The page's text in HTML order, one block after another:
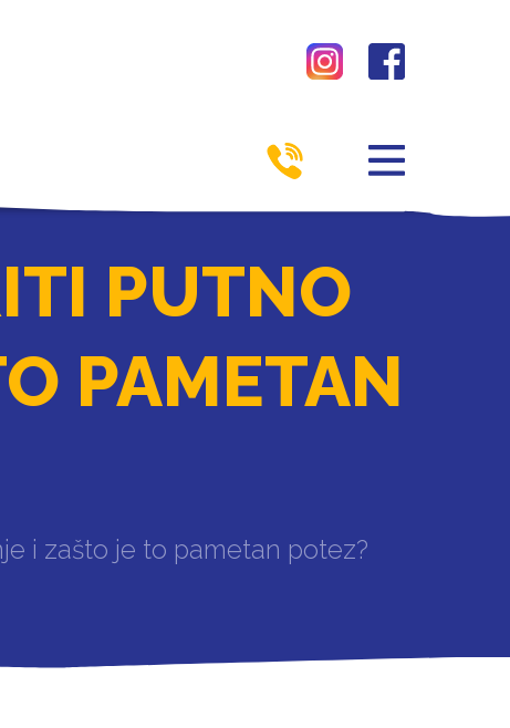
PUTNO
PAMETAN
i zašto je to pametan potez?